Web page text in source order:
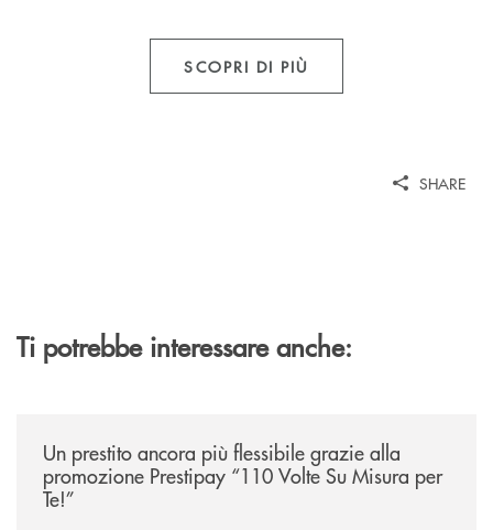
SCOPRI DI PIÙ
SHARE
Ti potrebbe interessare anche:
Un prestito ancora più flessibile grazie alla
promozione Prestipay “110 Volte Su Misura per
Te!”